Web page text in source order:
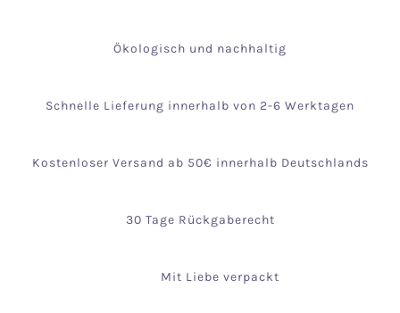
Ökologisch und nachhaltig
Schnelle Lieferung innerhalb von 2-6 Werktagen
Kostenloser Versand ab 50€ innerhalb Deutschlands
30 Tage Rückgaberecht
Mit Liebe verpackt